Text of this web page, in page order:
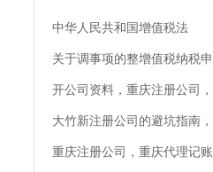
中华人民共和国增值税法
重庆注册公司，重庆代理记账